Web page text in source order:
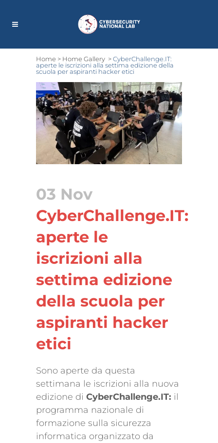
Home > Home Gallery >CyberChallenge.IT:
aperte le iscrizioni alla settima edizione della
scuola per aspiranti hacker etici
03 Nov
CyberChallenge.IT:
aperte le
iscrizioni alla
settima edizione
della scuola per
aspiranti hacker
etici
Sono aperte da questa
settimana le iscrizioni alla nuova
edizione di CyberChallenge.IT: il
programma nazionale di
formazione sulla sicurezza
informatica organizzato da